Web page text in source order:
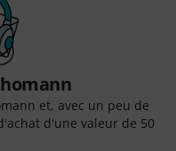
et, avec un peu de
d'une valeur de 50